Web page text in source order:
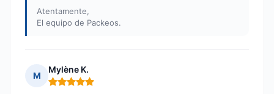
Atentamente,
El equipo de Packeos.
M
Mylène K.
Nota: 5 de 5